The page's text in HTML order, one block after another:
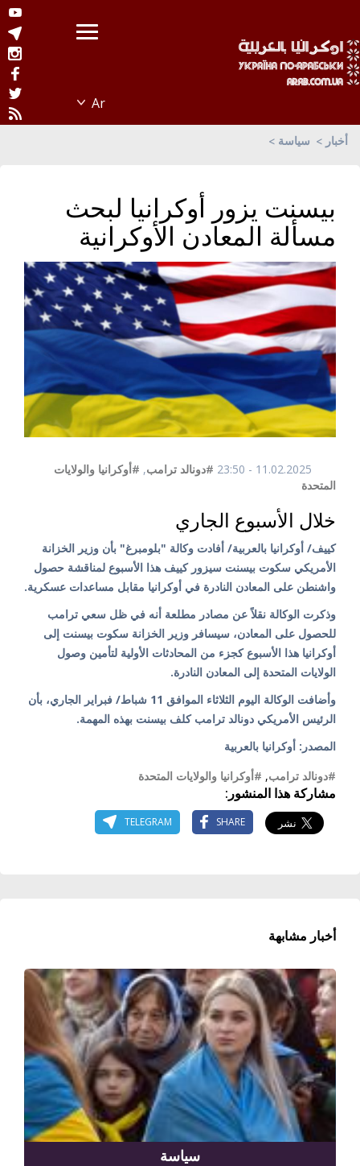
أخبار سياسة
بيسنت يزور أوكرانيا لبحث
مسألة المعادن الأوكرانية
11.02.2025 - 23:50 #دونالد ترامب, #أوكرانيا والولايات
المتحدة
خلال الأسبوع الجاري
كييف/ أوكرانيا بالعربية/ أفادت وكالة "بلومبرغ" بأن وزير الخزانة
الأمريكي سكوت بيسنت سيزور كييف هذا الأسبوع لمناقشة حصول
واشنطن على المعادن النادرة في أوكرانيا مقابل مساعدات عسكرية.
وذكرت الوكالة نقلاً عن مصادر مطلعة أنه في ظل سعي ترامب
للحصول على المعادن، سيسافر وزير الخزانة سكوت بيسنت إلى
أوكرانيا هذا الأسبوع كجزء من المحادثات الأولية لتأمين وصول
الولايات المتحدة إلى المعادن النادرة.
وأضافت الوكالة اليوم الثلاثاء الموافق 11 شباط/ فبراير الجاري، بأن
الرئيس الأمريكي دونالد ترامب كلف بيسنت بهذه المهمة.
المصدر: أوكرانيا بالعربية
#دونالد ترامب, #أوكرانيا والولايات المتحدة
مشاركة هذا المنشور:
SHARE
TELEGRAM
أخبار مشابهة
سياسة